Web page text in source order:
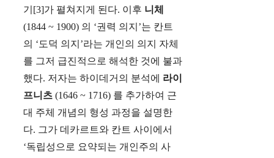
기[3]가 펼쳐지게 된다. 이후 니체
(1844 ~ 1900) 의 ‘권력 의지’는 칸트
의 ‘도덕 의지’라는 개인의 의지 자체
를 그저 급진적으로 해석한 것에 불과
했다. 저자는 하이데거의 분석에 라이
프니츠 (1646 ~ 1716) 를 추가하여 근
대 주체 개념의 형성 과정을 설명한
다. 그가 데카르트와 칸트 사이에서
‘독립성으로 요약되는 개인주의 사